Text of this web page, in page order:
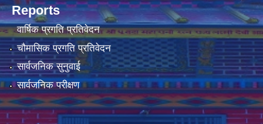
Reports
वार्षिक प्रगति प्रतिवेदन
चौमासिक प्रगति प्रतिवेदन
सार्वजनिक सुनुवाई
सार्वजनिक परीक्षण